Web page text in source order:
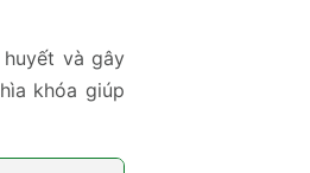
và gây
khóa giúp